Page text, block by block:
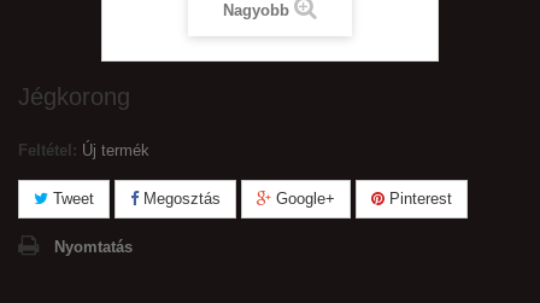
Nagyobb
Jégkorong
Feltétel: Új termék
Tweet Megosztás Google+ Pinterest
Nyomtatás